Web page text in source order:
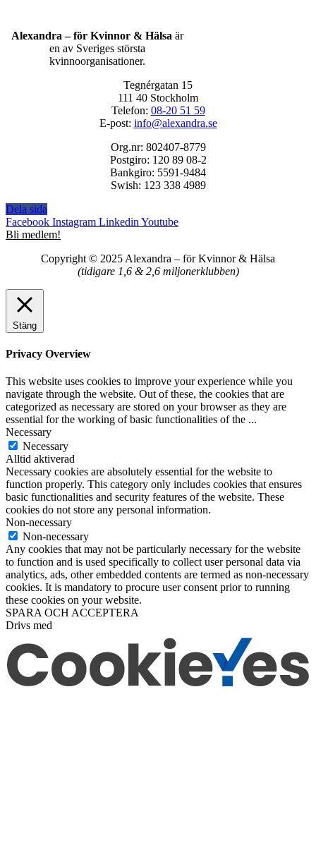
Alexandra – för Kvinnor & Hälsa är
en av Sveriges största
kvinnoorganisationer.
Tegnérgatan 15
111 40 Stockholm
Telefon: 08-20 51 59
E-post: info@alexandra.se
Org.nr: 802407-8779
Postgiro: 120 89 08-2
Bankgiro: 5591-9484
Swish: 123 338 4989
Dela sida
Facebook Instagram Linkedin Youtube
Bli medlem!
Copyright © 2025 Alexandra – för Kvinnor & Hälsa
(tidigare 1,6 & 2,6 miljonerklubben)
Stäng
Privacy Overview
This website uses cookies to improve your experience while you
navigate through the website. Out of these, the cookies that are
categorized as necessary are stored on your browser as they are
essential for the working of basic functionalities of the ...
Necessary
Necessary
Alltid aktiverad
Necessary cookies are absolutely essential for the website to
function properly. This category only includes cookies that ensures
basic functionalities and security features of the website. These
cookies do not store any personal information.
Non-necessary
Non-necessary
Any cookies that may not be particularly necessary for the website
to function and is used specifically to collect user personal data via
analytics, ads, other embedded contents are termed as non-necessary
cookies. It is mandatory to procure user consent prior to running
these cookies on your website.
SPARA OCH ACCEPTERA
Drivs med